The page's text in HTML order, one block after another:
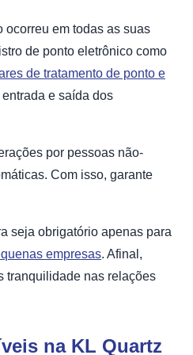
ocorreu em todas as suas
de ponto eletrônico como
de tratamento de ponto e
e saída dos
por pessoas não-
Com isso, garante
seja obrigatório apenas para
empresas. Afinal,
tranquilidade nas relações
na KL Quartz